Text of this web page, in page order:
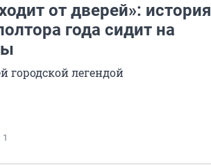
от дверей»: история
года сидит на
городской легендой
1